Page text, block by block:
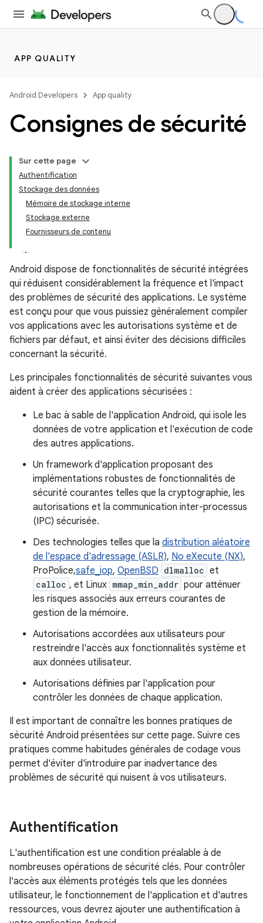
APP QUALITY
Android Developers App quality
Consignes de sécurité
Sur cette page
Authentification
Stockage des données
Mémoire de stockage interne
Stockage externe
Fournisseurs de contenu
Android dispose de fonctionnalités de sécurité intégrées
qui réduisent considérablement la fréquence et l'impact
des problèmes de sécurité des applications. Le système
est conçu pour que vous puissiez généralement compiler
vos applications avec les autorisations système et de
fichiers par défaut, et ainsi éviter des décisions difficiles
concernant la sécurité.
Les principales fonctionnalités de sécurité suivantes vous
aident à créer des applications sécurisées :
Le bac à sable de l'application Android, qui isole les
données de votre application et l'exécution de code
des autres applications.
Un framework d'application proposant des
implémentations robustes de fonctionnalités de
sécurité courantes telles que la cryptographie, les
autorisations et la communication inter-processus
(IPC) sécurisée.
Des technologies telles que la distribution aléatoire
de l'espace d'adressage (ASLR), No eXecute (NX),
ProPolice,safe_iop, OpenBSD dlmalloc et
calloc , et Linux mmap_min_addr pour atténuer
les risques associés aux erreurs courantes de
gestion de la mémoire.
Autorisations accordées aux utilisateurs pour
restreindre l'accès aux fonctionnalités système et
aux données utilisateur.
Autorisations définies par l'application pour
contrôler les données de chaque application.
Il est important de connaître les bonnes pratiques de
sécurité Android présentées sur cette page. Suivre ces
pratiques comme habitudes générales de codage vous
permet d'éviter d'introduire par inadvertance des
problèmes de sécurité qui nuisent à vos utilisateurs.
Authentification
L'authentification est une condition préalable à de
nombreuses opérations de sécurité clés. Pour contrôler
l'accès aux éléments protégés tels que les données
utilisateur, le fonctionnement de l'application et d'autres
ressources, vous devrez ajouter une authentification à